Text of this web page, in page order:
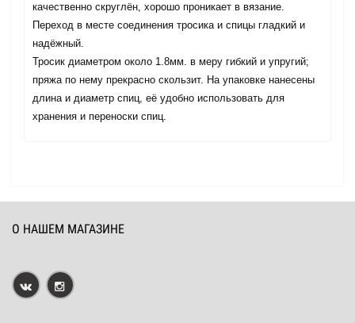
качественно скруглён, хорошо проникает в вязание.
Переход в месте соединения тросика и спицы гладкий и
надёжный.
Тросик диаметром около 1.8мм. в меру гибкий и упругий;
пряжа по нему прекрасно скользит. На упаковке нанесены
длина и диаметр спиц, её удобно использовать для
хранения и переноски спиц.
О НАШЕМ МАГАЗИНЕ